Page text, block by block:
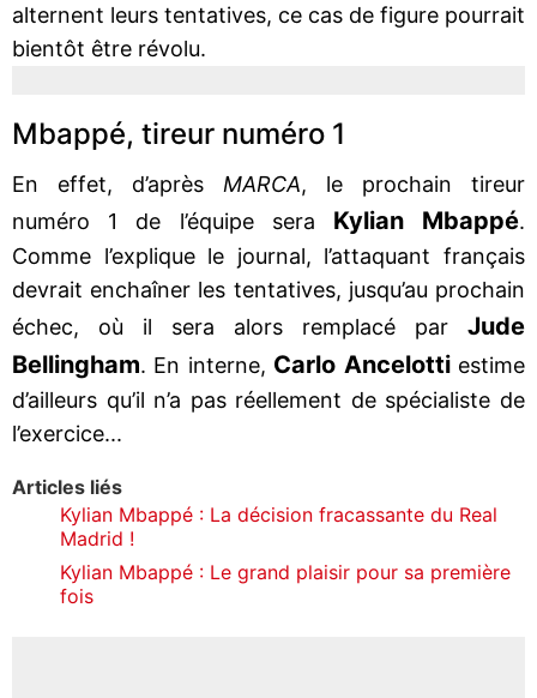
alternent leurs tentatives, ce cas de figure pourrait
bientôt être révolu.
Mbappé, tireur numéro 1
En effet, d’après MARCA, le prochain tireur
numéro 1 de l’équipe sera Kylian Mbappé.
Comme l’explique le journal, l’attaquant français
devrait enchaîner les tentatives, jusqu’au prochain
échec, où il sera alors remplacé par Jude
Bellingham. En interne, Carlo Ancelottiestime
d’ailleurs qu’il n’a pas réellement de spécialiste de
l’exercice...
Articles liés
Kylian Mbappé : La décision fracassante du Real
Madrid !
Kylian Mbappé : Le grand plaisir pour sa première
fois